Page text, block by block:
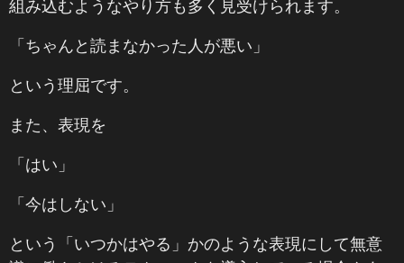
組み込むようなやり方も多く見受けられます。
「ちゃんと読まなかった人が悪い」
という理屈です。
また、表現を
「はい」
「今はしない」
という「いつかはやる」かのような表現にして無意